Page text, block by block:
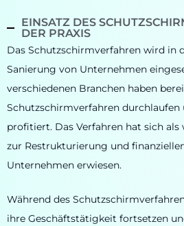
EINSATZ DES
DER PRAXIS
Das Schutzschirmverfahren wird in
Sanierung von Unternehmen
verschiedenen Branchen haben
Schutzschirmverfahren durchlaufen
profitiert. Das Verfahren hat sich
zur Restrukturierung und
Unternehmen erwiesen.
Während des
ihre Geschäftstätigkeit fortsetzen